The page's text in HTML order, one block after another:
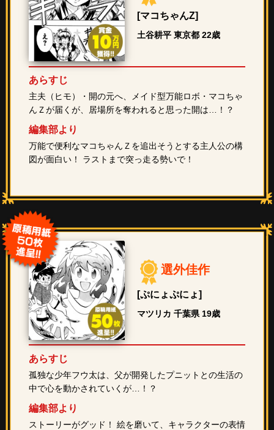
[マコちゃんZ]
土谷耕平 東京都 22歳
あらすじ
主夫（ヒモ）・開の元へ、メイド型万能ロボ・マコちゃ
んＺが届くが、居場所を奪われると思った開は…！？
編集部より
万能で便利なマコちゃんＺを追出そうとする主人公の構
図が面白い！ ラストまで突っ走る勢いで！
選外佳作
[ぷにょぷにょ]
マツリカ 千葉県 19歳
あらすじ
孤独な少年フウ太は、父が開発したプニットとの生活の
中で心を動かされていくが…！？
編集部より
ストーリーがグッド！ 絵を磨いて、キャラクターの表情